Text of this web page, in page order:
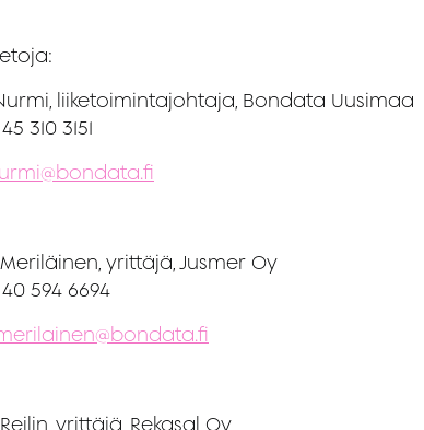
liiketoimintajohtaja, Bondata Uusimaa
310 3151
yrittäjä, Jusmer Oy
594 6694
yrittäjä, Rekasal Oy